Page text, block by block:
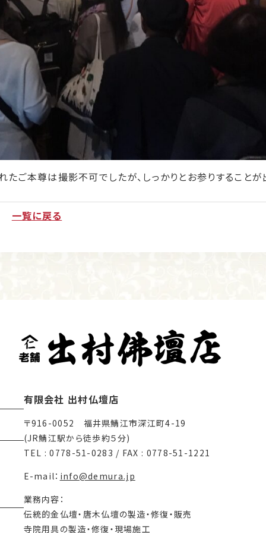
ご本尊は撮影不可でしたが、しっかりとお参りすることが
一覧に戻る
有限会社 出村仏壇店
〒916-0052 福井県鯖江市深江町4-19
(JR鯖江駅から徒歩約５分)
TEL : 0778-51-0283 / FAX : 0778-51-1221
E-mail： info@demura.jp
業務内容：
伝統的金仏壇・唐木仏壇の製造・修復・販売
寺院用具の製造・修復・現場施工